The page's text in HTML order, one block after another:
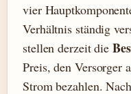
vier
Verhältnis ständig
stellen derzeit die
Preis, den Versorger
Strom bezahlen.